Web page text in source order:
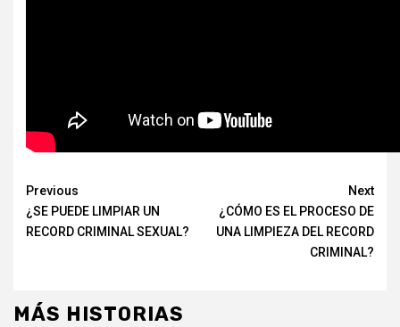
Continue
Reading
Previous
¿SE PUEDE LIMPIAR UN
RECORD CRIMINAL SEXUAL?
Next
¿CÓMO ES EL PROCESO DE
UNA LIMPIEZA DEL RECORD
CRIMINAL?
MÁS HISTORIAS